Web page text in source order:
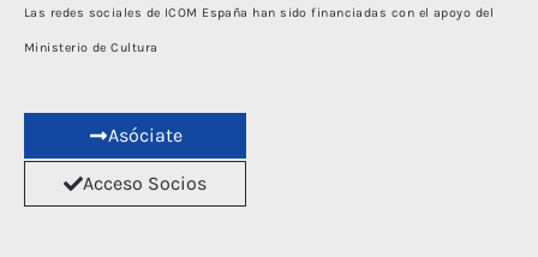
Las redes sociales de ICOM España han sido financiadas con el apoyo del
Ministerio de Cultura
Asóciate
Acceso Socios